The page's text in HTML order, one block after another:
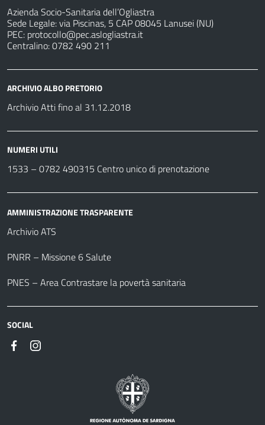
Azienda Socio-Sanitaria dell’Ogliastra
Sede Legale: via Piscinas, 5 CAP 08045 Lanusei (NU)
PEC: protocollo@pec.aslogliastra.it
Centralino: 0782 490 211
ARCHIVIO ALBO PRETORIO
Archivio Atti fino al 31.12.2018
NUMERI UTILI
1533 – 0782 490315 Centro unico di prenotazione
AMMINISTRAZIONE TRASPARENTE
Archivio ATS
PNRR – Missione 6 Salute
PNES – Area Contrastare la povertà sanitaria
SOCIAL